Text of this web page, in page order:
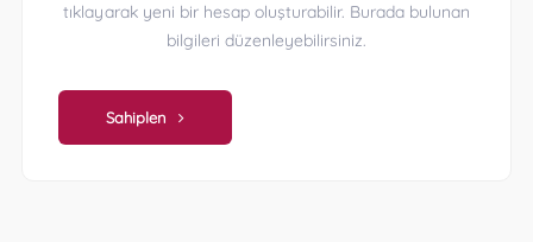
tıklayarak yeni bir hesap oluşturabilir. Burada bulunan
bilgileri düzenleyebilirsiniz.
Sahiplen